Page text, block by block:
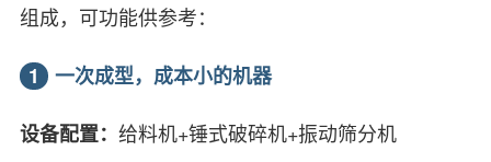
组成，可功能供参考：
1 一次成型，成本小的机器
设备配置： 给料机+锤式破碎机+振动筛分机